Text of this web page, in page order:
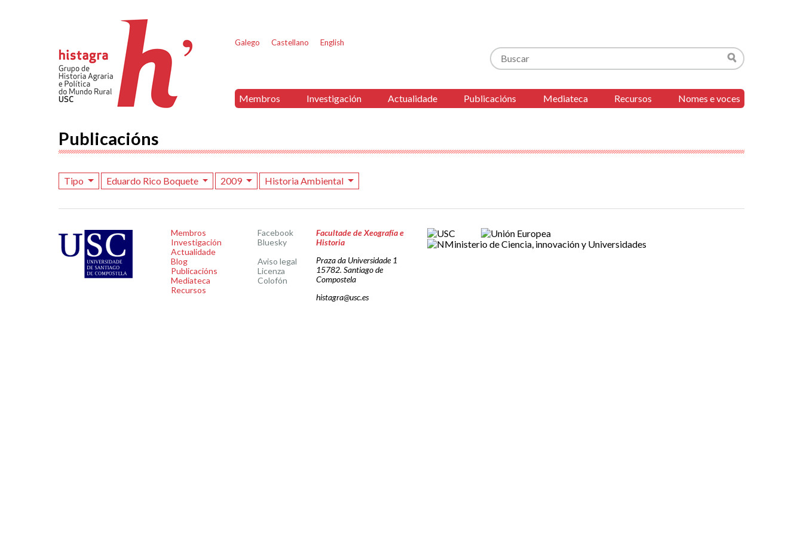
Galego Castellano English
Buscar
Buscar
Membros Investigación Actualidade Publicacións Mediateca Recursos Nomes e voces
Publicacións
Tipo Eduardo Rico Boquete 2009 Historia Ambiental
Membros
Investigación
Actualidade
Blog
Publicacións
Mediateca
Recursos
Facebook
Bluesky
Aviso legal
Licenza
Colofón
Facultade de Xeografía e
Historia
Praza da Universidade 1
15782. Santiago de
Compostela
histagra@usc.es